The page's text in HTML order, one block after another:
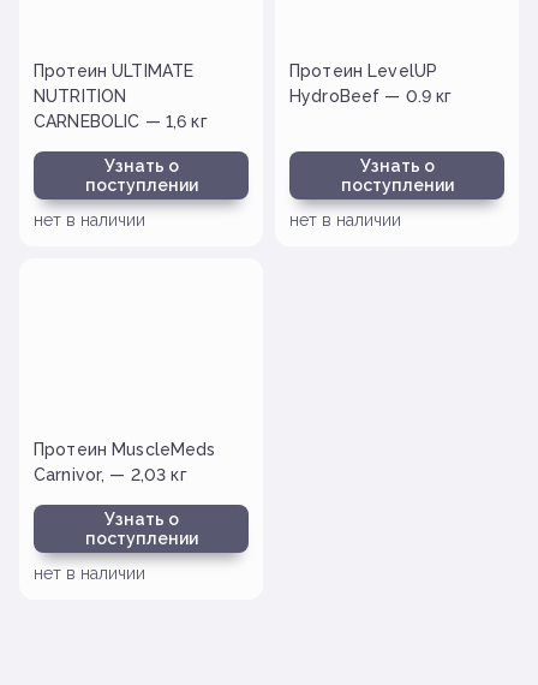
Протеин ULTIMATE
NUTRITION
CARNEBOLIC — 1,6 кг
Узнать о
поступлении
нет в наличии
Протеин LevelUP
HydroBeef — 0.9 кг
Узнать о
поступлении
нет в наличии
Протеин MuscleMeds
Carnivor, — 2,03 кг
Узнать о
поступлении
нет в наличии